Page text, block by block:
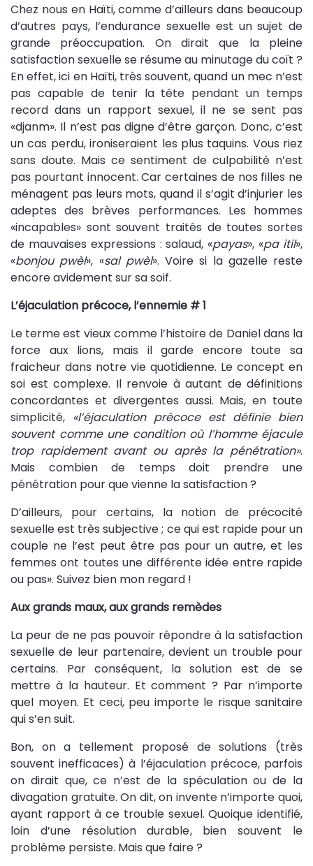
Chez nous en Haïti, comme d’ailleurs dans beaucoup
d’autres pays, l’endurance sexuelle est un sujet de
grande préoccupation. On dirait que la pleine
satisfaction sexuelle se résume au minutage du coït ?
En effet, ici en Haïti, très souvent, quand un mec n’est
pas capable de tenir la tête pendant un temps
record dans un rapport sexuel, il ne se sent pas
«djanm». Il n’est pas digne d’être garçon. Donc, c’est
un cas perdu, ironiseraient les plus taquins. Vous riez
sans doute. Mais ce sentiment de culpabilité n’est
pas pourtant innocent. Car certaines de nos filles ne
ménagent pas leurs mots, quand il s’agit d’injurier les
adeptes des brèves performances. Les hommes
«incapables» sont souvent traités de toutes sortes
de mauvaises expressions : salaud, «payas», «pa itil»,
«bonjou pwèl», «sal pwèl». Voire si la gazelle reste
encore avidement sur sa soif.
L’éjaculation précoce, l’ennemie # 1
Le terme est vieux comme l’histoire de Daniel dans la
force aux lions, mais il garde encore toute sa
fraicheur dans notre vie quotidienne. Le concept en
soi est complexe. Il renvoie à autant de définitions
concordantes et divergentes aussi. Mais, en toute
simplicité, «l’éjaculation précoce est définie bien
souvent comme une condition où l’homme éjacule
trop rapidement avant ou après la pénétration».
Mais combien de temps doit prendre une
pénétration pour que vienne la satisfaction ?
D’ailleurs, pour certains, la notion de précocité
sexuelle est très subjective ; ce qui est rapide pour un
couple ne l’est peut être pas pour un autre, et les
femmes ont toutes une différente idée entre rapide
ou pas». Suivez bien mon regard !
Aux grands maux, aux grands remèdes
La peur de ne pas pouvoir répondre à la satisfaction
sexuelle de leur partenaire, devient un trouble pour
certains. Par conséquent, la solution est de se
mettre à la hauteur. Et comment ? Par n’importe
quel moyen. Et ceci, peu importe le risque sanitaire
qui s’en suit.
Bon, on a tellement proposé de solutions (très
souvent inefficaces) à l’éjaculation précoce, parfois
on dirait que, ce n’est de la spéculation ou de la
divagation gratuite. On dit, on invente n’importe quoi,
ayant rapport à ce trouble sexuel. Quoique identifié,
loin d’une résolution durable, bien souvent le
problème persiste. Mais que faire ?